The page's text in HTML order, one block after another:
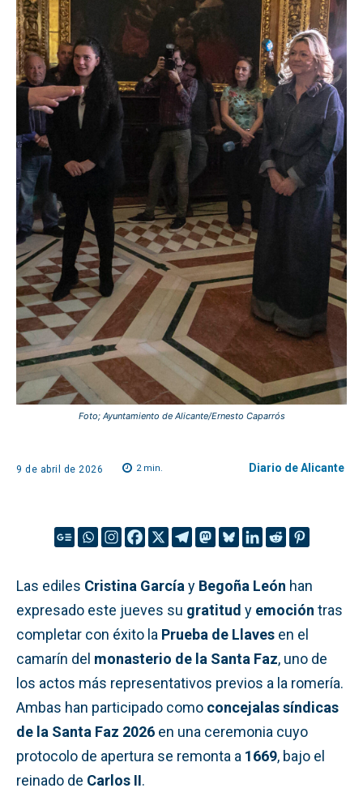
Foto; Ayuntamiento de Alicante/Ernesto Caparrós
9 de abril de 2026 2min. Diario de Alicante
Las ediles Cristina García y Begoña León han
expresado este jueves su gratitud y emoción tras
completar con éxito la Prueba de Llaves en el
camarín del monasterio de la Santa Faz, uno de
los actos más representativos previos a la romería.
Ambas han participado como concejalas síndicas
de la Santa Faz 2026 en una ceremonia cuyo
protocolo de apertura se remonta a 1669, bajo el
reinado de Carlos II.